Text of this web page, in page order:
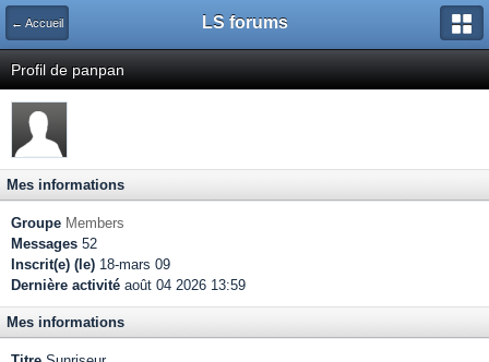
← Accueil LS forums
Profil de panpan
Mes informations
Groupe Members
Messages 52
Inscrit(e) (le) 18-mars 09
Dernière activité août 04 2026 13:59
Mes informations